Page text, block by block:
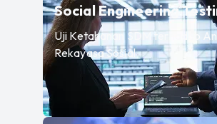
Social Engineering
Uji Ketahanan SDM terhadap
Rekayasa Sosial